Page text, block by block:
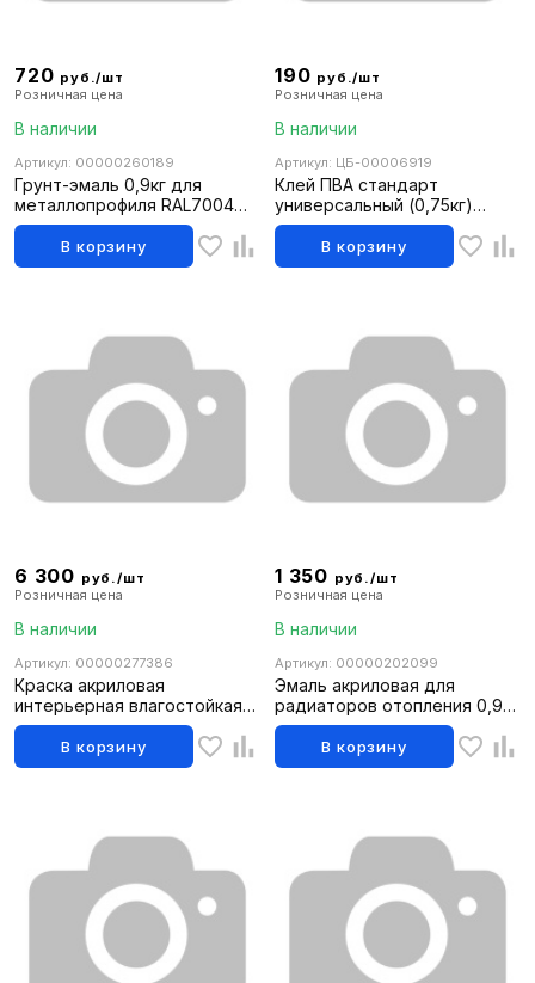
720 руб./шт
Розничная цена
В наличии
Артикул: 00000260189
Грунт-эмаль 0,9кг для
металлопрофиля RAL7004
сигнально-серый MASTER
PRIME (14шт)
В корзину
190 руб./шт
Розничная цена
В наличии
Артикул: ЦБ-00006919
Клей ПВА стандарт
универсальный (0,75кг)
HARDY (уп.6шт)
В корзину
6 300 руб./шт
Розничная цена
В наличии
Артикул: 00000277386
Краска акриловая
интерьерная влагостойкая
супербелая база А (12кг/8л)
White-X FARBITEX PROFI
ПРОФИ
В корзину
1 350 руб./шт
Розничная цена
В наличии
Артикул: 00000202099
Эмаль акриловая для
радиаторов отопления 0,9л
FARBITEX PROFI (6шт)
В корзину